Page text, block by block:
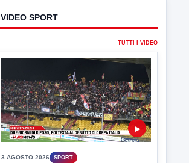
VIDEO SPORT
TUTTI I VIDEO
▶
3 AGOSTO 2026 SPORT